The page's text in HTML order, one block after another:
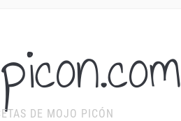
DE MOJO PICÓN